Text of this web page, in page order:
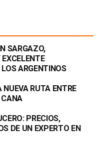
SARGAZO,
ARGENTINOS
RUTA ENTRE
PRECIOS,
DE UN EXPERTO EN